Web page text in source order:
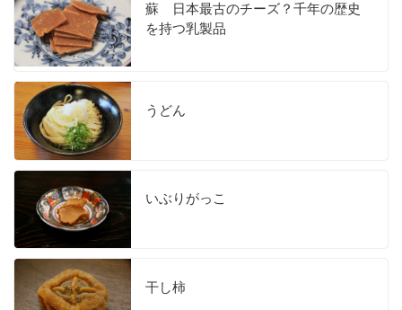
蘇 日本最古のチーズ？千年の歴史
を持つ乳製品
うどん
いぶりがっこ
干し柿